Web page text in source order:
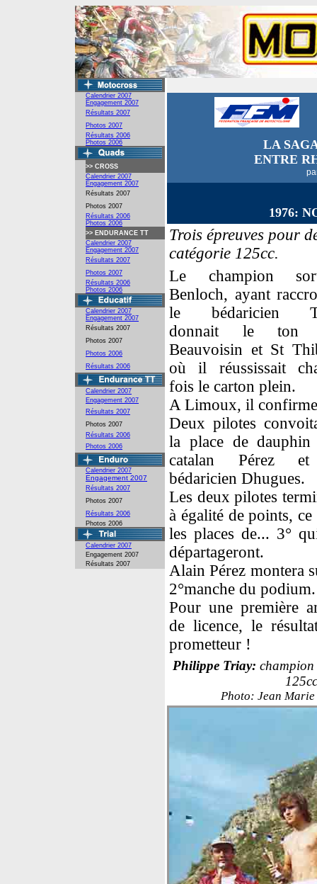
Calendrier 2007
Engagement 2007
Résultats 2007
Photos 2007
Résultats 2006
Photos 2006
>> CROSS
Calendrier 2007
Engagement 2007
Résultats 2007
Photos 2007
Résultats 2006
Photos 2006
>> ENDURANCE TT
Calendrier 2007
Engagement 2007
Résultats 2007
Photos 2007
Résultats 2006
Photos 2006
Calendrier 2007
Engagement 2007
Résultats 2007
Photos 2007
Photos 2006
Résultats 2006
Calendrier 2007
Engagement 2007
Résultats 2007
Photos 2007
Résultats 2006
Photos 2006
Calendrier 2007
Engagement 2007
Résultats 2007
Photos 2007
Résultats 2006
Photos 2006
Calendrier 2007
Engagement 2007
Résultats 2007
LA
ENTRE
1976:
Trois épreuves pour
catégorie 125cc.
Le champion
Benloch, ayant
le bédaricien
donnait le ton
Beauvoisin et St
où il réussissait
fois le carton plein.
A Limoux, il
Deux pilotes
la place de
catalan Pérez
bédaricien Dhugues.
Les deux pilotes
à égalité de points, ce
les places de... 3°
départageront.
Alain Pérez montera
2°manche du podium.
Pour une première
de licence, le
prometteur !
Philippe Triay:
Photo: Jean Marie